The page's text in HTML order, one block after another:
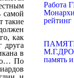
рейтинг
память